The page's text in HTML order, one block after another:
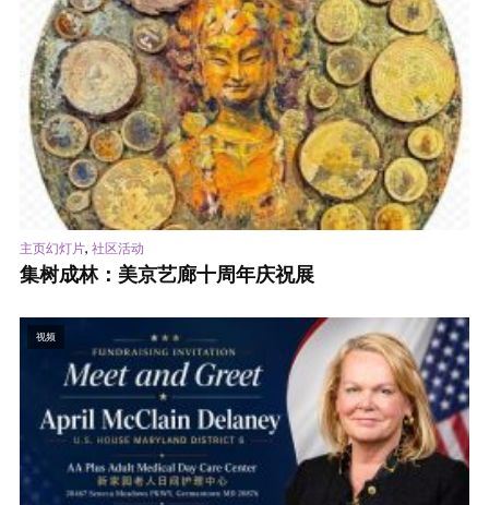
主页幻灯片, 社区活动
集树成林：美京艺廊十周年庆祝展
视频